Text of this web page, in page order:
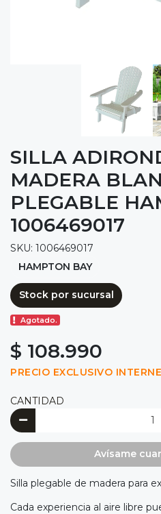
SILLA
MADERA
PLEGABLE
1006469017
SKU: 1006469017
HAMPTON BAY
Stock por sucursal
Agotado.
$ 108.990
PRECIO EXCLUSIVO
CANTIDAD
Avísame
Silla plegable de madera para
Cada experiencia al aire libre